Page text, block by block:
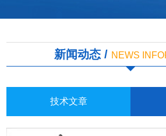
新闻动态 / NEWS
技术文章